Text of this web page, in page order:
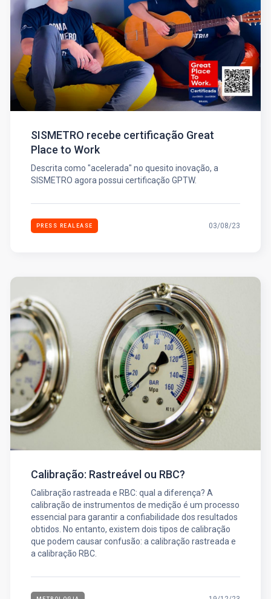
SISMETRO recebe certificação Great
Place to Work
Descrita como "acelerada" no quesito inovação, a
SISMETRO agora possui certificação GPTW.
PRESS REALEASE 03/08/23
Calibração: Rastreável ou RBC?
Calibração rastreada e RBC: qual a diferença? A
calibração de instrumentos de medição é um processo
essencial para garantir a confiabilidade dos resultados
obtidos. No entanto, existem dois tipos de calibração
que podem causar confusão: a calibração rastreada e
a calibração RBC.